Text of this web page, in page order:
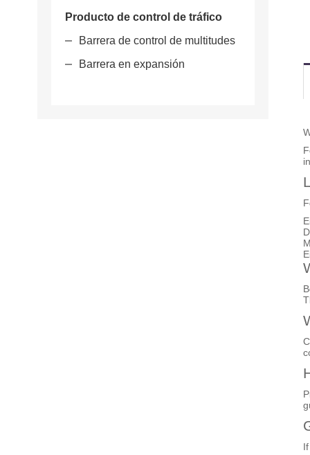
Producto de control de tráfico
Barrera de control de multitudes
Barrera en expansión